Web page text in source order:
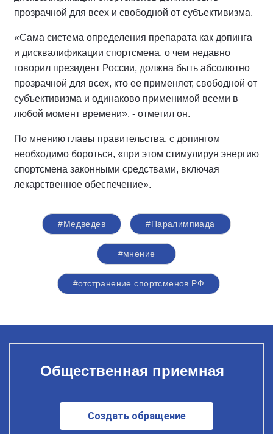
прозрачной для всех и свободной от субъективизма.
«Сама система определения препарата как допинга
и дисквалификации спортсмена, о чем недавно
говорил президент России, должна быть абсолютно
прозрачной для всех, кто ее применяет, свободной от
субъективизма и одинаково применимой всеми в
любой момент времени», - отметил он.
По мнению главы правительства, с допингом
необходимо бороться, «при этом стимулируя энергию
спортсмена законными средствами, включая
лекарственное обеспечение».
#Медведев #Паралимпиада
#мнение
#отстранение спортсменов РФ
Общественная приемная
Создать обращение